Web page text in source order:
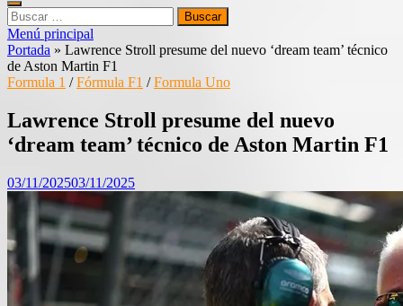
Buscar:
Menú principal
Portada » Lawrence Stroll presume del nuevo ‘dream team’ técnico
de Aston Martin F1
Formula 1 /Fórmula F1 /Formula Uno
Lawrence Stroll presume del nuevo
‘dream team’ técnico de Aston Martin F1
03/11/202503/11/2025